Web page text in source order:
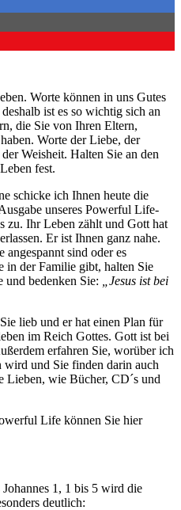
Worte können in uns Gutes
ist es so wichtig sich an
die Sie von Ihren Eltern,
Worte der Liebe, der
Weisheit. Halten Sie an den
fest.
schicke ich Ihnen heute die
unseres Powerful Life-
zu. Ihr Leben zählt und Gott hat
Er ist Ihnen ganz nahe.
angespannt sind oder es
in der Familie gibt, halten Sie
und bedenken Sie:
„Jesus ist bei
lieb und er hat einen Plan für
im Reich Gottes. Gott ist bei
erfahren Sie, worüber ich
wird und Sie finden darin auch
Lieben, wie Bücher, CD´s und
Life können Sie hier
1, 1 bis 5 wird die
deutlich: